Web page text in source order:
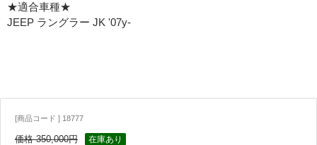
★適合車種★
JEEP ラングラー JK '07y-
[商品コード ] 18777
価格 350,000円 在庫あり